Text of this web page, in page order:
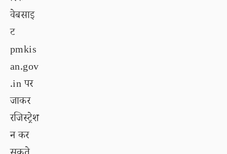
वेबसाइ
ट
pmkis
an.gov
.in पर
जाकर
रजिस्ट्रेश
न कर